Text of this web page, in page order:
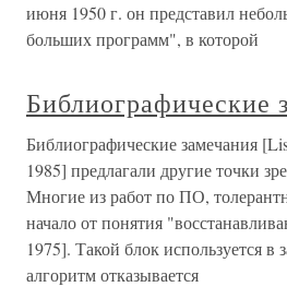
июня 1950 г. он представил
больших программ", в которой
Библиографические
Библиографические замечания
1985] предлагали другие точки
Многие из работ по ПО,
начало от понятия
1975]. Такой блок используется в
алгоритм отказывается